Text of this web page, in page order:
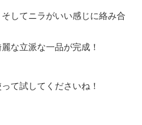
してニラがいい感じに絡み合
な立派な一品が完成！
て試してくださいね！